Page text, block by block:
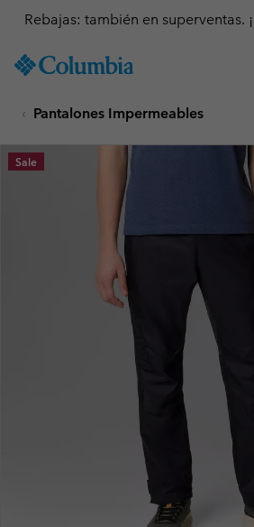
TO
SKIP
MAIN
NAV
Rebajas: también en superventas.
Pantalones Impermeables
Sale